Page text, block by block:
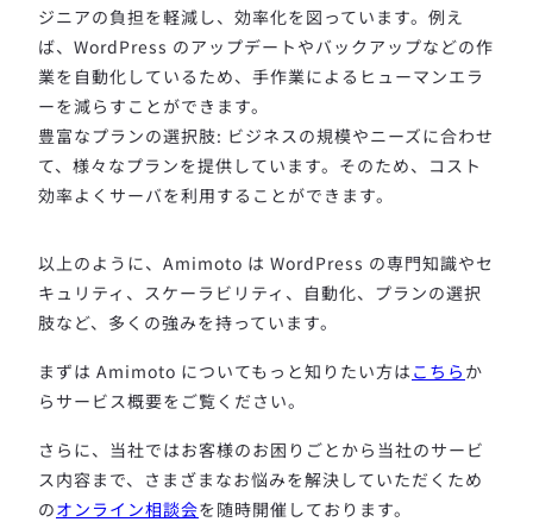
ジニアの負担を軽減し、効率化を図っています。例え
ば、WordPress のアップデートやバックアップなどの作
業を自動化しているため、手作業によるヒューマンエラ
ーを減らすことができます。
豊富なプランの選択肢: ビジネスの規模やニーズに合わせ
て、様々なプランを提供しています。そのため、コスト
効率よくサーバを利用することができます。
以上のように、Amimoto は WordPress の専門知識やセ
キュリティ、スケーラビリティ、自動化、プランの選択
肢など、多くの強みを持っています。
まずは Amimoto についてもっと知りたい方は こちら か
らサービス概要をご覧ください。
さらに、当社ではお客様のお困りごとから当社のサービ
ス内容まで、さまざまなお悩みを解決していただくため
のオンライン相談会を随時開催しております。